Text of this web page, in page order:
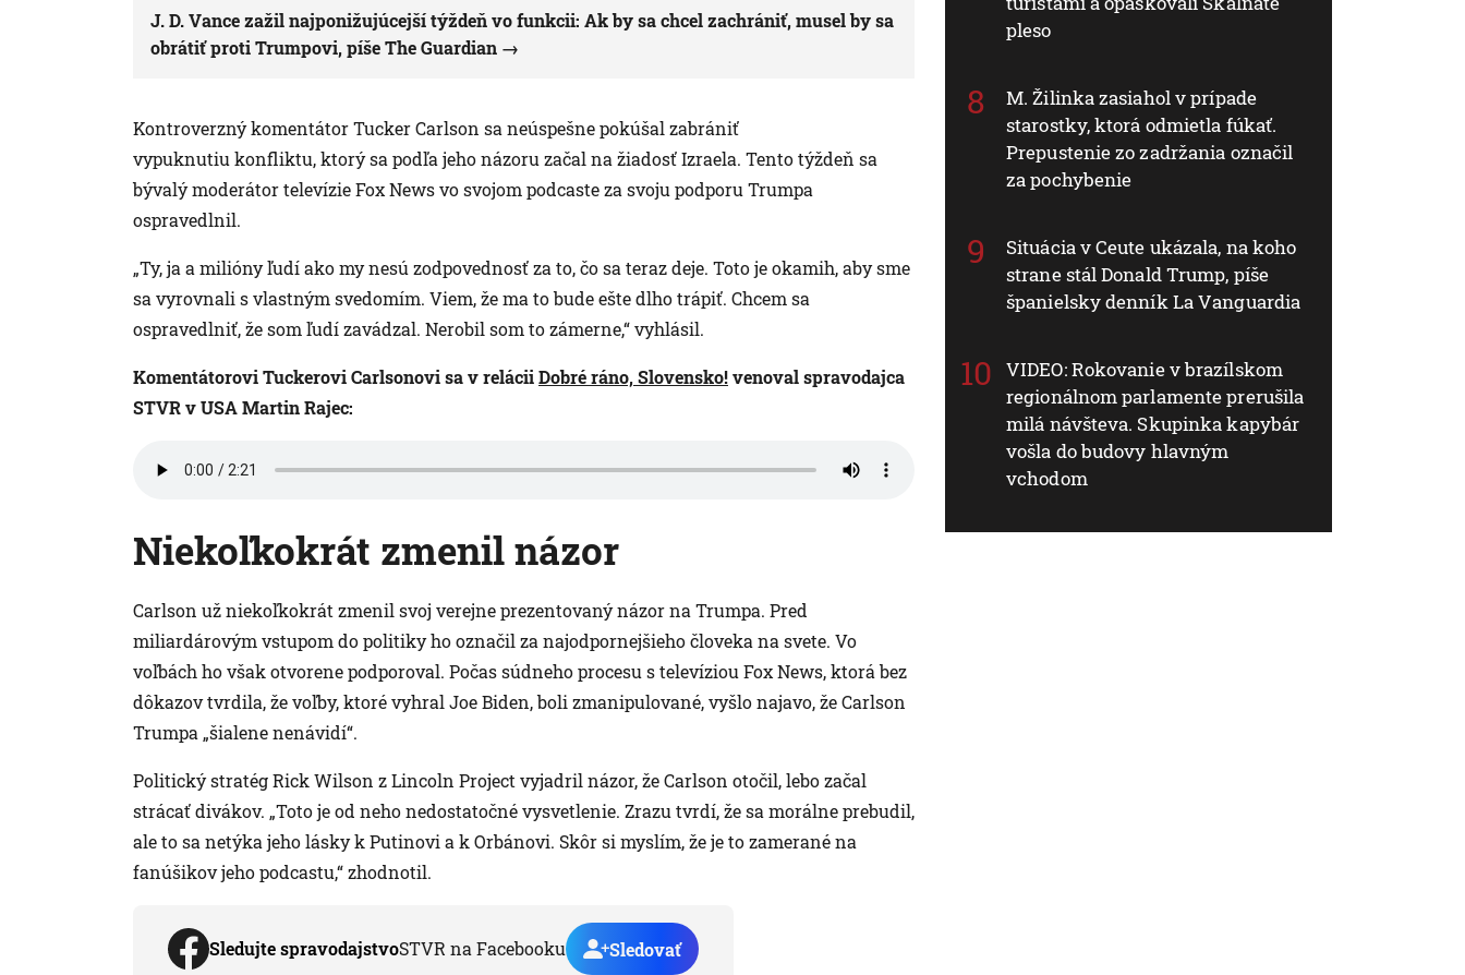
J. D. Vance zažil najponižujúcejší týždeň vo funkcii: Ak by sa chcel zachrániť, musel by sa
obrátiť proti Trumpovi, píše The Guardian
Kontroverzný komentátor Tucker Carlson sa neúspešne pokúšal zabrániť
vypuknutiu konfliktu, ktorý sa podľa jeho názoru začal na žiadosť Izraela. Tento týždeň sa
bývalý moderátor televízie Fox News vo svojom podcaste za svoju podporu Trumpa
ospravedlnil.
„Ty, ja a milióny ľudí ako my nesú zodpovednosť za to, čo sa teraz deje. Toto je okamih, aby sme
sa vyrovnali s vlastným svedomím. Viem, že ma to bude ešte dlho trápiť. Chcem sa
ospravedlniť, že som ľudí zavádzal. Nerobil som to zámerne,“ vyhlásil.
Komentátorovi Tuckerovi Carlsonovi sa v reláciiDobré ráno, Slovensko!venoval spravodajca
STVR v USA Martin Rajec:
Niekoľkokrát zmenil názor
Carlson už niekoľkokrát zmenil svoj verejne prezentovaný názor na Trumpa. Pred
miliardárovým vstupom do politiky ho označil za najodpornejšieho človeka na svete. Vo
voľbách ho však otvorene podporoval. Počas súdneho procesu s televíziou Fox News, ktorá bez
dôkazov tvrdila, že voľby, ktoré vyhral Joe Biden, boli zmanipulované, vyšlo najavo, že Carlson
Trumpa „šialene nenávidí“.
Politický stratég Rick Wilson z Lincoln Project vyjadril názor, že Carlson otočil, lebo začal
strácať divákov. „Toto je od neho nedostatočné vysvetlenie. Zrazu tvrdí, že sa morálne prebudil,
ale to sa netýka jeho lásky k Putinovi a k Orbánovi. Skôr si myslím, že je to zamerané na
fanúšikov jeho podcastu,“ zhodnotil.
Sledujte spravodajstvoSTVR na Facebooku Sledovať
pleso
M. Žilinka zasiahol v prípade
starostky, ktorá odmietla fúkať.
Prepustenie zo zadržania označil
za pochybenie
Situácia v Ceute ukázala, na koho
strane stál Donald Trump, píše
španielsky denník La Vanguardia
VIDEO: Rokovanie v brazílskom
regionálnom parlamente prerušila
milá návšteva. Skupinka kapybár
vošla do budovy hlavným
vchodom